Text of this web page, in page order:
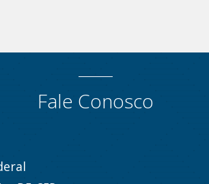
Fale Conosco